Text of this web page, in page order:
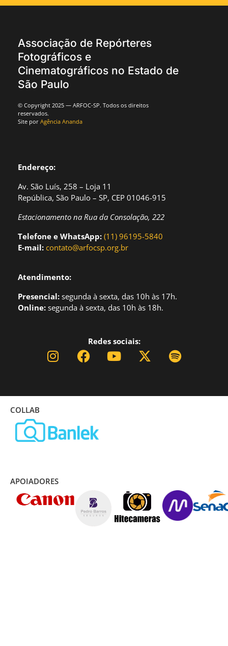
Associação de Repórteres
Fotográficos e
Cinematográficos no Estado de
São Paulo
© Copyright 2025 — ARFOC-SP. Todos os direitos
reservados.
Site por Agência Ananda
Endereço:
Av. São Luís, 258 – Loja 11
República, São Paulo – SP, CEP 01046-915
Estacionamento na Rua da Consolação, 222
Telefone e WhatsApp: (11) 96195-5840
E-mail: contato@arfocsp.org.br
Atendimento:
Presencial: segunda à sexta, das 10h às 17h.
Online: segunda à sexta, das 10h às 18h.
Redes sociais:
COLLAB
APOIADORES